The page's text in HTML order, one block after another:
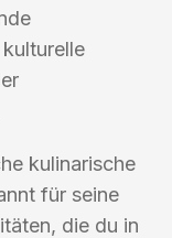
kulinarische
für seine
die du in